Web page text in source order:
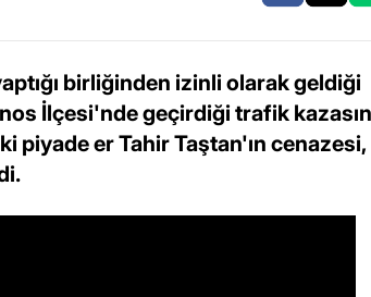
birliğinden izinli olarak geldiği
İlçesi'nde geçirdiği trafik
piyade er Tahir Taştan'ın cenazesi,